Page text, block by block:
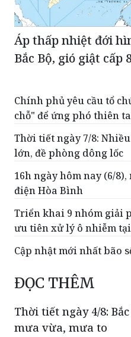
Áp thấp nhiệt đới
Bắc Bộ, gió giật cấp
Chính phủ yêu cầu tổ
chỗ" để ứng phó thiên
Thời tiết ngày 7/8:
lớn, đề phòng dông lốc
16h ngày hôm nay (6/
điện Hòa Bình
Triển khai 9 nhóm giải
ưu tiên xử lý ô nhiễm
Cập nhật mới nhất bão
ĐỌC THÊM
Thời tiết ngày 4/8:
mưa vừa, mưa to